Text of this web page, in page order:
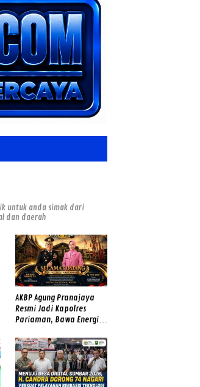
untuk anda simak dari
dan daerah
AKBP Agung Pranajaya
Resmi Jadi Kapolres
Pariaman, Bawa Energi
Pelayanan kepada
Masyarakat